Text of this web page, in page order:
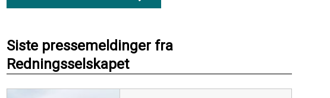
Siste pressemeldinger fra
Redningsselskapet